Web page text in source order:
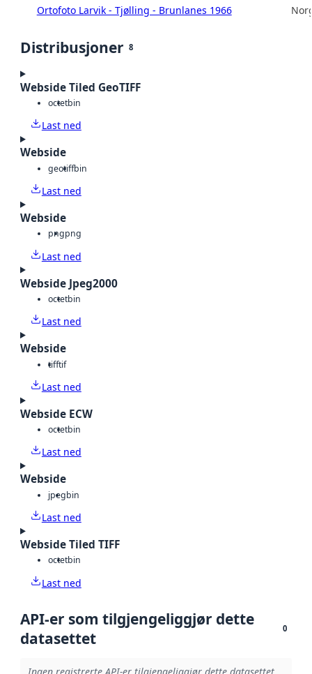
Ortofoto Larvik - Tjølling - Brunlanes 1966
Distribusjoner 8
Webside Tiled GeoTIFF
octetbin
Last ned
Webside
geotiffbin
Last ned
Webside
pngpng
Last ned
Webside Jpeg2000
octetbin
Last ned
Webside
tifftif
Last ned
Webside ECW
octetbin
Last ned
Webside
jpegbin
Last ned
Webside Tiled TIFF
octetbin
Last ned
API-er som tilgjengeliggjør dette
datasettet
0